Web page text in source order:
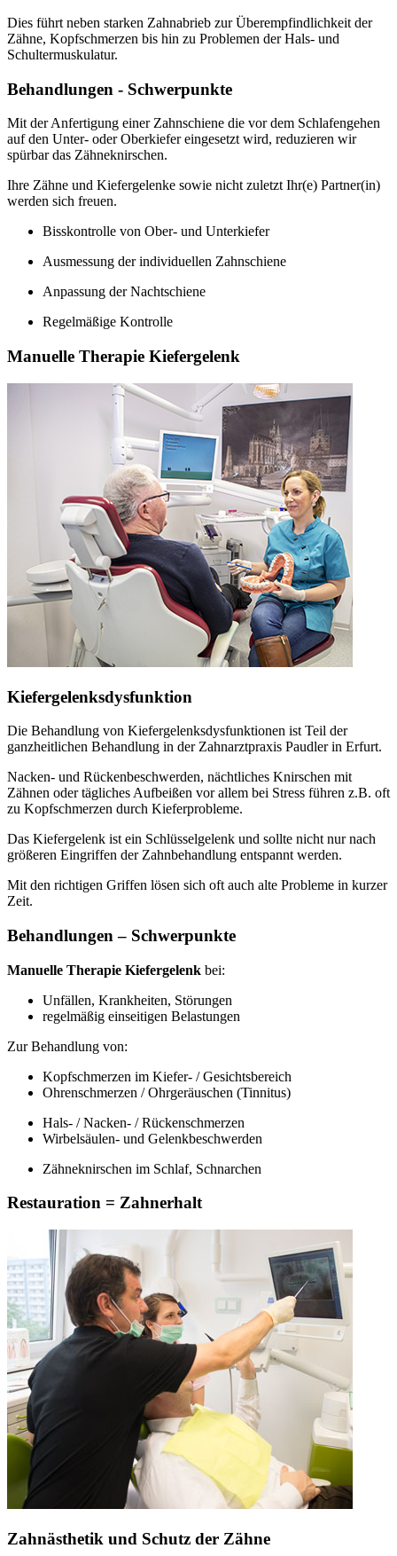
Dies führt neben starken Zahnabrieb zur Überempfindlichkeit der
Zähne, Kopfschmerzen bis hin zu Problemen der Hals- und
Schultermuskulatur.
Behandlungen - Schwerpunkte
Mit der Anfertigung einer Zahnschiene die vor dem Schlafengehen
auf den Unter- oder Oberkiefer eingesetzt wird, reduzieren wir
spürbar das Zähneknirschen.
Ihre Zähne und Kiefergelenke sowie nicht zuletzt Ihr(e) Partner(in)
werden sich freuen.
Bisskontrolle von Ober- und Unterkiefer
Ausmessung der individuellen Zahnschiene
Anpassung der Nachtschiene
Regelmäßige Kontrolle
Manuelle Therapie Kiefergelenk
Kiefergelenksdysfunktion
Die Behandlung von Kiefergelenksdysfunktionen ist Teil der
ganzheitlichen Behandlung in der Zahnarztpraxis Paudler in Erfurt.
Nacken- und Rückenbeschwerden, nächtliches Knirschen mit
Zähnen oder tägliches Aufbeißen vor allem bei Stress führen z.B. oft
zu Kopfschmerzen durch Kieferprobleme.
Das Kiefergelenk ist ein Schlüsselgelenk und sollte nicht nur nach
größeren Eingriffen der Zahnbehandlung entspannt werden.
Mit den richtigen Griffen lösen sich oft auch alte Probleme in kurzer
Zeit.
Behandlungen – Schwerpunkte
Manuelle Therapie Kiefergelenk bei:
Unfällen, Krankheiten, Störungen
regelmäßig einseitigen Belastungen
Zur Behandlung von:
Kopfschmerzen im Kiefer- / Gesichtsbereich
Ohrenschmerzen / Ohrgeräuschen (Tinnitus)
Hals- / Nacken- / Rückenschmerzen
Wirbelsäulen- und Gelenkbeschwerden
Zähneknirschen im Schlaf, Schnarchen
Restauration = Zahnerhalt
Zahnästhetik und Schutz der Zähne